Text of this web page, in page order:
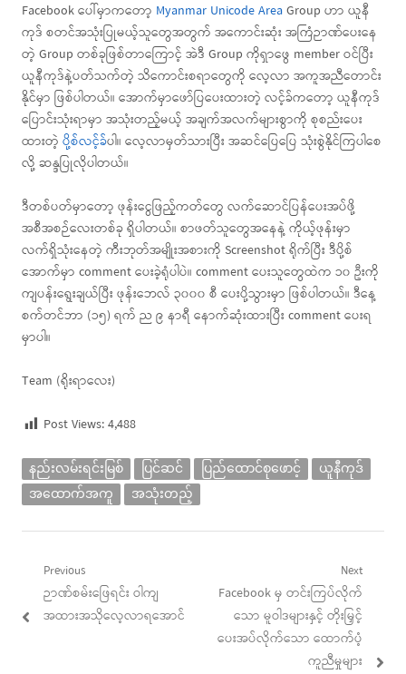
Facebook ပေါ်မှာကတော့ Myanmar Unicode AreaGroup ဟာ ယူနီ
ကုဒ် စတင်အသုံးပြုမယ့်သူတွေအတွက် အကောင်းဆုံး အကြံဉာဏ်ပေးနေ
တဲ့ Group တစ်ခုဖြစ်တာကြောင့် အဲဒီ Group ကိုရှာဖွေ member ဝင်ပြီး
ယူနီကုဒ်နဲ့ပတ်သက်တဲ့ သိကောင်းစရာတွေကို လေ့လာ အကူအညီတောင်း
နိုင်မှာ ဖြစ်ပါတယ်။ အောက်မှာဖော်ပြပေးထားတဲ့ လင့်ခ်ကတော့ ယူနီကုဒ်
ပြောင်းသုံးရာမှာ အသုံးတည့်မယ့် အချက်အလက်များစွာကို စုစည်းပေး
ထားတဲ့ ပို့စ်လင့်ခ်ပါ။ လေ့လာမှတ်သားပြီး အဆင်ပြေပြေ သုံးစွဲနိုင်ကြပါစေ
လို့ ဆန္ဒပြုလိုပါတယ်။
ဒီတစ်ပတ်မှာတော့ ဖုန်းငွေဖြည့်ကတ်တွေ လက်ဆောင်ပြန်ပေးအပ်ဖို့
အစီအစဉ်လေးတစ်ခု ရှိပါတယ်။ စာဖတ်သူတွေအနေနဲ့ ကိုယ့်ဖုန်းမှာ
လက်ရှိသုံးနေတဲ့ ကီးဘုတ်အမျိုးအစားကို Screenshot ရိုက်ပြီး ဒီပို့စ်
အောက်မှာ comment ပေးခဲ့ရုံပါပဲ။ comment ပေးသူတွေထဲက ၁၀ ဦးကို
ကျပန်းရွေးချယ်ပြီး ဖုန်းဘေလ် ၃၀၀၀ စီ ပေးပို့သွားမှာ ဖြစ်ပါတယ်။ ဒီနေ့
စက်တင်ဘာ (၁၅) ရက် ည ၉ နာရီ နောက်ဆုံးထားပြီး comment ပေးရ
မှာပါ။
Team (ရိုးရာလေး)
Post Views:4,488
နည်းလမ်းရင်းမြစ် ပြင်ဆင် ပြည်ထောင်စုဖောင့်
ယူနီကုဒ်
အထောက်အကူ
အသုံးတည့်
Post
navigation
Previous
Previous
post:
ဉာဏ်စမ်းဖြေရင်း ဝါကျ
အထားအသိုလေ့လာရအောင်
Next
Next
post:
Facebook မှ တင်းကြပ်လိုက်
သော မူဝါဒများနှင့် တိုးမြှင့်
ပေးအပ်လိုက်သော ထောက်ပံ့
ကူညီမှုများ